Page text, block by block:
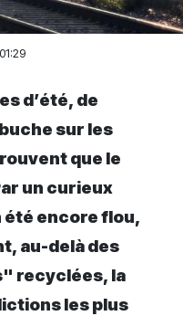
d’été, de
sur les
que le
un curieux
été encore flou,
au-delà des
recyclées, la
les plus